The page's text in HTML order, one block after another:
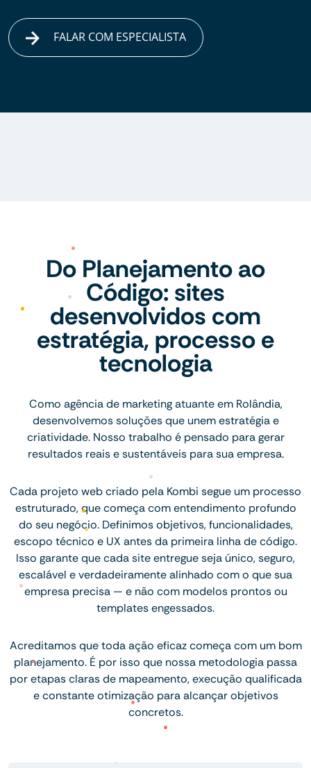
FALAR COM ESPECIALISTA
Do Planejamento ao
Código: sites
desenvolvidos com
estratégia, processo e
tecnologia
Como agência de marketing atuante em Rolândia,
desenvolvemos soluções que unem estratégia e
criatividade. Nosso trabalho é pensado para gerar
resultados reais e sustentáveis para sua empresa.
Cada projeto web criado pela Kombi segue um processo
estruturado, que começa com entendimento profundo
do seu negócio. Definimos objetivos, funcionalidades,
escopo técnico e UX antes da primeira linha de código.
Isso garante que cada site entregue seja único, seguro,
escalável e verdadeiramente alinhado com o que sua
empresa precisa — e não com modelos prontos ou
templates engessados.
Acreditamos que toda ação eficaz começa com um bom
planejamento. É por isso que nossa metodologia passa
por etapas claras de mapeamento, execução qualificada
e constante otimização para alcançar objetivos
concretos.